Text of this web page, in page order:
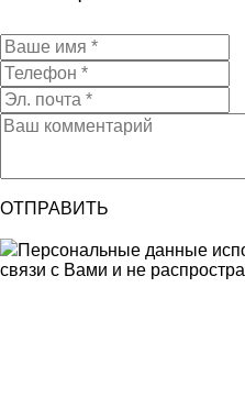
ОТПРАВИТЬ
Персональные данные
связи с Вами и не